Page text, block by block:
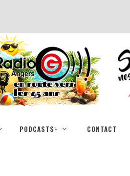
PODCASTS+ CONTACT